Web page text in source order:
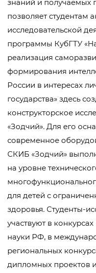
знаний и получаемых
позволяет студентам
исследовательской
программы КубГТУ
реализация
формирования
России в интересах
государства» здесь
конструкторское
«Зодчий». Для его
современное
СКИБ «Зодчий»
на уровне
для детей с
здоровья. Студенты-
участвуют в
науки РФ, в
региональных
дипломных проектов